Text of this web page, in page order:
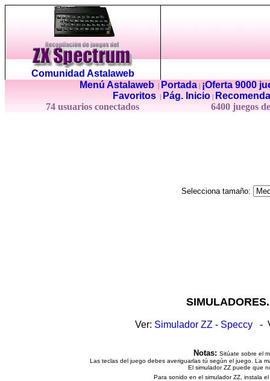
Comunidad Astalaweb
Menú Astalaweb| Portada|
¡Oferta 9000
Favoritos
Pág. Inicio
74 usuarios conectados
6400 juegos
Selecciona tamaño:
Ver: Simulador ZZ - Speccy -
Notas: Sitúate sobre el
Las teclas del juego debes averiguarlas tú según el juego. La
El simulador ZZ puede que
Para sonido en el simulador ZZ, instala